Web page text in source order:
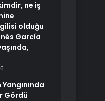
ne iş
olduğu
García
Gördü